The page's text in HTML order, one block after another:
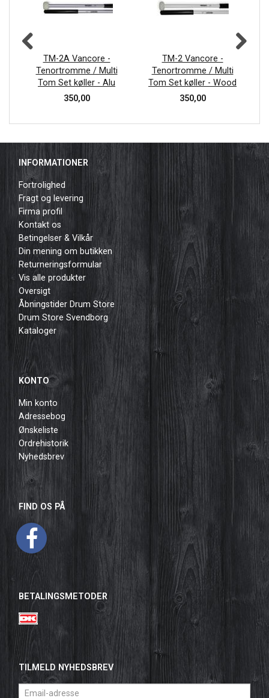
TM-2A Vancore -
Tenortromme / Multi
Tom Set køller - Alu
350,00
TM-2 Vancore -
Tenortromme / Multi
Tom Set køller - Wood
350,00
INFORMATIONER
Fortrolighed
Fragt og levering
Firma profil
Kontakt os
Betingelser & Vilkår
Din mening om butikken
Returneringsformular
Vis alle produkter
Oversigt
Åbningstider Drum Store
Drum Store Svendborg
Kataloger
KONTO
Min konto
Adressebog
Ønskeliste
Ordrehistorik
Nyhedsbrev
FIND OS PÅ
BETALINGSMETODER
TILMELD NYHEDSBREV
Email-